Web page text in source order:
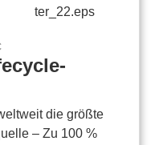
die größte
– Zu 100 %